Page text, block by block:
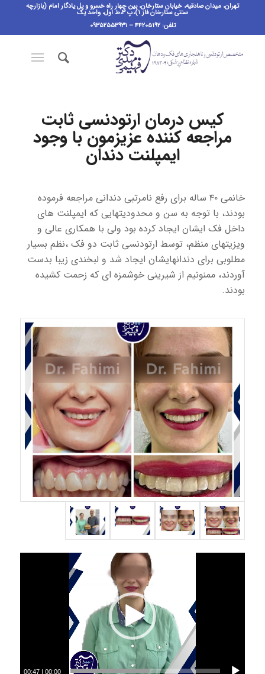
تهران، میدان صادقیه، خیابان ستارخان، بین چهار راه خسرو و پل یادگار امام (بازارچه
سنتی ستارخان فاز ۱)،پ ٣،ط اول، واحد یک
تلفن: ۴۴۲۰۵۱۹۲ – ۰۹۳۵۲۵۵۳۹۳۱
کیس درمان ارتودنسی ثابت
مراجعه کننده عزیزمون با وجود
ایمپلنت دندان
خانمی ۴۰ ساله برای رفع نامرتبی دندانی مراجعه فرموده
بودند، با توجه به سن و‌ محدودیتهایی که ایمپلنت های
داخل فک ایشان ایجاد کرده بود ولی با همکاری عالی و
ویزیتهای منظم، توسط ارتودنسی ثابت دو فک ،نظم بسیار
مطلوبی برای دندانهایشان ایجاد شد و لبخندی زیبا بدست
آوردند، ممنونیم از شیرینی خوشمزه ای که زحمت کشیده
بودند.
00:00
|
00:47